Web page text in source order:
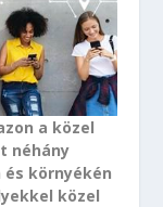
a közel
néhány
környékén
közel